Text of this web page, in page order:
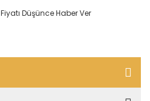
Fiyatı Düşünce Haber Ver